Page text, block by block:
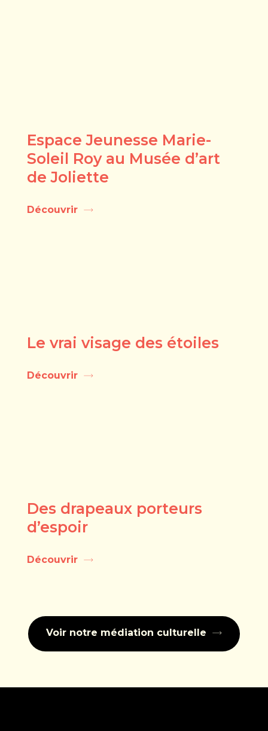
Espace Jeunesse Marie-
Soleil Roy au Musée d’art
de Joliette
Découvrir
Le vrai visage des étoiles
Découvrir
Des drapeaux porteurs
d’espoir
Découvrir
Voir notre médiation culturelle